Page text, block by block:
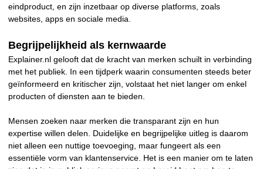
eindproduct, en zijn inzetbaar op diverse platforms, zoals
websites, apps en sociale media.
Begrijpelijkheid als kernwaarde
Explainer.nl gelooft dat de kracht van merken schuilt in verbinding
met het publiek. In een tijdperk waarin consumenten steeds beter
geïnformeerd en kritischer zijn, volstaat het niet langer om enkel
producten of diensten aan te bieden.
Mensen zoeken naar merken die transparant zijn en hun
expertise willen delen. Duidelijke en begrijpelijke uitleg is daarom
niet alleen een nuttige toevoeging, maar fungeert als een
essentiële vorm van klantenservice. Het is een manier om te laten